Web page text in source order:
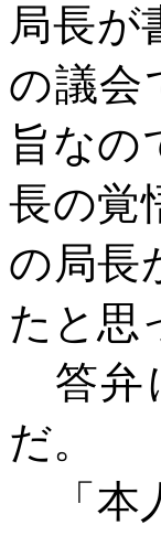
局長が
の議会
旨なの
長の覚
の局長
たと思
答弁
だ。
「本